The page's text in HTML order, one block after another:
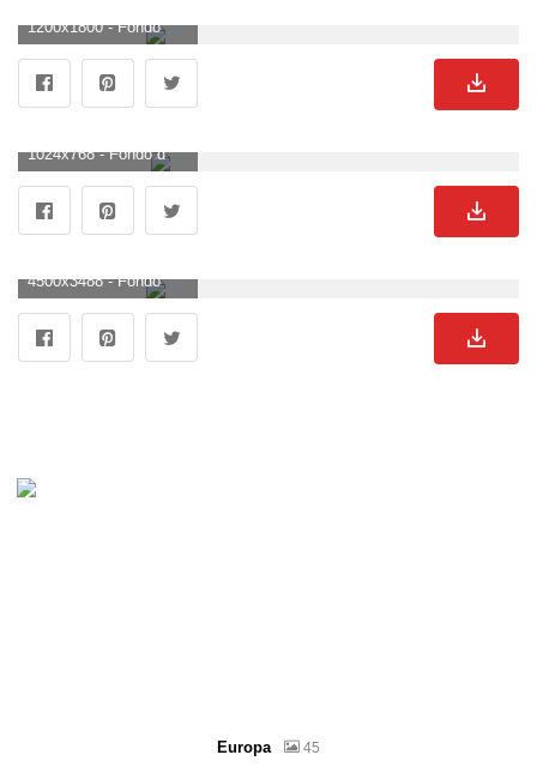
1200x1800 - Fondo de pantalla de 1200x1800. Wallpaper de cabina.
1024x768 - Fondo de pantalla de 1024x768. Wallpaper para escritorio de cabina.
4500x3488 - Fondo de pantalla de 4500x3488. Imágen de cabina.
Europa 45